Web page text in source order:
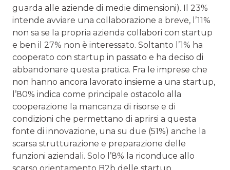
guarda alle aziende di medie dimensioni). Il 23%
intende avviare una collaborazione a breve, l’11%
non sa se la propria azienda collabori con startup
e ben il 27% non è interessato. Soltanto l’1% ha
cooperato con startup in passato e ha deciso di
abbandonare questa pratica. Fra le imprese che
non hanno ancora lavorato insieme a una startup,
l’80% indica come principale ostacolo alla
cooperazione la mancanza di risorse e di
condizioni che permettano di aprirsi a questa
fonte di innovazione, una su due (51%) anche la
scarsa strutturazione e preparazione delle
funzioni aziendali. Solo l’8% la riconduce allo